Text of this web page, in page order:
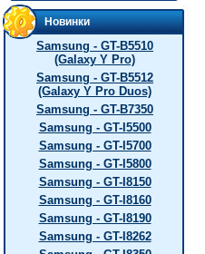
Новинки
Samsung - GT-B5510
(Galaxy Y Pro)
Samsung - GT-B5512
(Galaxy Y Pro Duos)
Samsung - GT-B7350
Samsung - GT-I5500
Samsung - GT-I5700
Samsung - GT-I5800
Samsung - GT-I8150
Samsung - GT-I8160
Samsung - GT-I8190
Samsung - GT-I8262